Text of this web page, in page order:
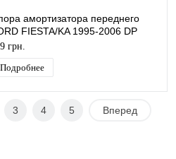
амортизатора переднего
FIESTA/KA 1995-2006 DP
грн.
Подробнее
3 4 5 Вперед